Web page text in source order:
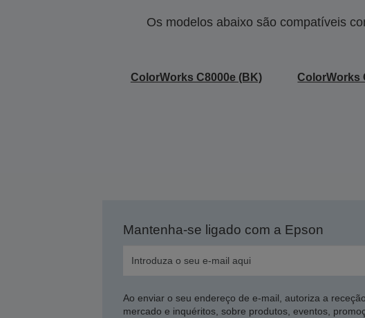
Os modelos abaixo são compatíveis
ColorWorks C8000e (BK) ColorWorks
Mantenha-se ligado com a Epson
Ao enviar o seu endereço de e-mail, autoriza a
mercado e inquéritos, sobre produtos, eventos,